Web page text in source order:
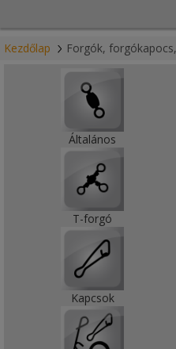
Kezdőlap Forgók,
Általános
T-forgó
Kapcsok